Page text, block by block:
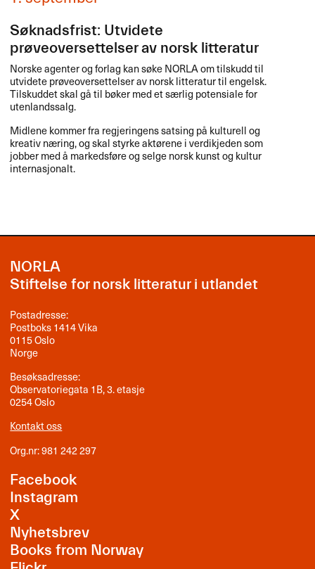
Søknadsfrist: Utvidete
prøveoversettelser av norsk litteratur
Norske agenter og forlag kan søkeNORLAom tilskudd til
utvidete prøveoversettelser av norsk litteratur til engelsk.
Tilskuddet skal gå til bøker med et særlig potensiale for
utenlandssalg.
Midlene kommer fra regjeringens satsing på kulturell og
kreativ næring, og skal styrke aktørene i verdikjeden som
jobber med å markedsføre og selge norsk kunst og kultur
internasjonalt.
NORLA
Stiftelse for norsk litteratur i utlandet
Postadresse:
Postboks 1414 Vika
0115 Oslo
Norge
Besøksadresse:
Observatoriegata 1B, 3. etasje
0254 Oslo
Kontakt oss
Org.nr: 981 242 297
Facebook
Instagram
X
Nyhetsbrev
Books from Norway